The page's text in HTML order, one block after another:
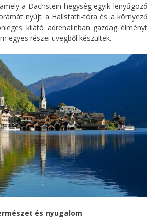
a Dachstein-hegység egyik lenyűgöző
nyújt a Hallstatti-tóra és a környező
kilátó adrenalinban gazdag élményt
egyes részei üvegből készültek.
és nyugalom